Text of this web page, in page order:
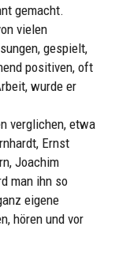
gemacht.
vielen
gespielt,
positiven, oft
wurde er
verglichen, etwa
Ernst
Joachim
man ihn so
eigene
hören und vor